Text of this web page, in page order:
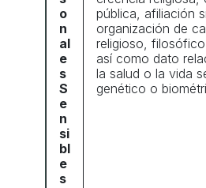
o
n
al
e
s
S
e
n
si
bl
e
s
pública, afiliación
organización de
religioso,
así como dato
la salud o la vida
genético o